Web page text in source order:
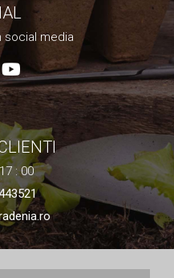
social media
: 00